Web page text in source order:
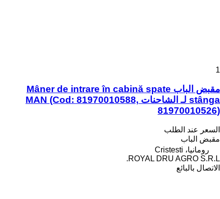
1
مقبض الباب Mâner de intrare în cabină spate
stânga لـ الشاحنات MAN (Cod: 81970010588,
81970010526)
السعر عند الطلب
مقبض الباب
رومانيا، Cristesti
ROYAL DRU AGRO S.R.L.
الاتصال بالبائع